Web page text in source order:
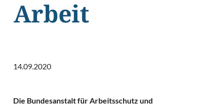
Arbeit
14.09.2020
Die Bundesanstalt für Arbeitsschutz und